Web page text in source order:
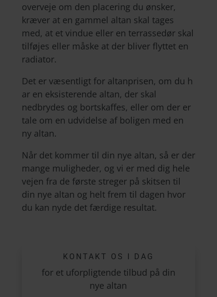
overveje om den placering du ønsker,
kræver at en gammel altan skal tages
med, at et vindue eller en terrassedør skal
tilføjes eller måske at der bliver flyttet en
radiator.
Det er væsentligt for altanprisen, om du h
ar en eksisterende altan, der skal
nedbrydes og bortskaffes, eller om der er
tale om en udvidelse af boligen med en
ny altan.
Når det kommer til din nye altan, så er der
mange muligheder, og vi er med dig hele
vejen fra de første streger på skitsen til
din nye altan og helt frem til dagen hvor
du kan nyde det færdige resultat.
KONTAKT OS I DAG
for et uforpligtende tilbud på din
nye altan